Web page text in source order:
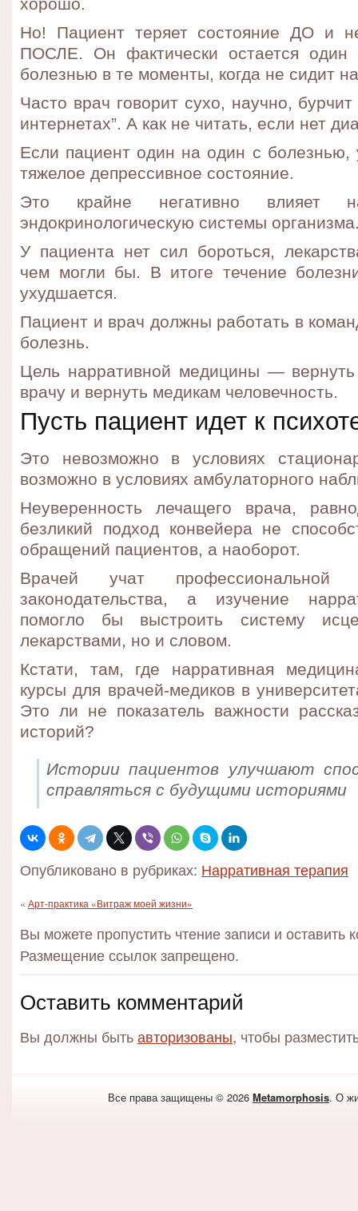
хорошо.
Но! Пациент теряет состояние ДО и
ПОСЛЕ. Он фактически остается
болезнью в те моменты, когда не сидит
Часто врач говорит сухо, научно,
интернетах”. А как не читать, если нет
Если пациент один на один с болезнью,
тяжелое депрессивное состояние.
Это крайне негативно влияет
эндокринологическую системы
У пациента нет сил бороться,
чем могли бы. В итоге течение
ухудшается.
Пациент и врач должны работать в
болезнь.
Цель нарративной медицины —
врачу и вернуть медикам человечность.
Пусть пациент идет к
Это невозможно в условиях
возможно в условиях амбулаторного
Неуверенность лечащего врача,
безликий подход конвейера не
обращений пациентов, а наоборот.
Врачей учат профессиональной
законодательства, а изучение
помогло бы выстроить систему
лекарствами, но и словом.
Кстати, там, где нарративная
курсы для врачей-медиков в
Это ли не показатель важности
историй?
Истории пациентов улучшают
справляться с будущими историями
Опубликовано в рубриках: Нарративная терапия
« Арт-практика «Витраж моей жизни»
Вы можете пропустить чтение записи и оставить
Размещение ссылок запрещено.
Оставить комментарий
Вы должны бытьавторизованы, чтобы
Все права защищены © 2026 Metamorphosis. О